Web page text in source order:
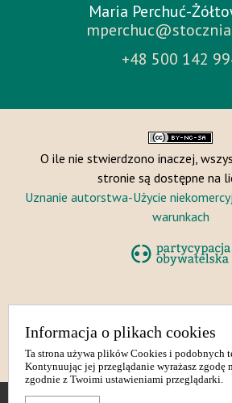
Maria Perchuć-
+48 500 142
O ile nie stwierdzono inaczej,
stronie są dostępne na
Uznanie autorstwa-Użycie
warunkach
© Fundacja
Wersja dla
Informacja o plikach cookies
Ta strona używa plików Cookies i podobnych
Kontynuując jej przeglądanie wyrażasz zgodę
zgodnie z Twoimi ustawieniami przeglądarki.